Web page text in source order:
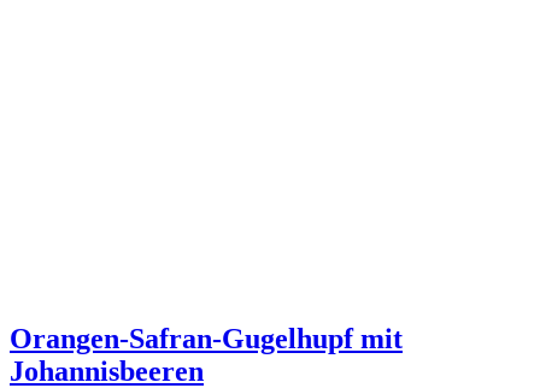
Orangen-Safran-Gugelhupf mit
Johannisbeeren